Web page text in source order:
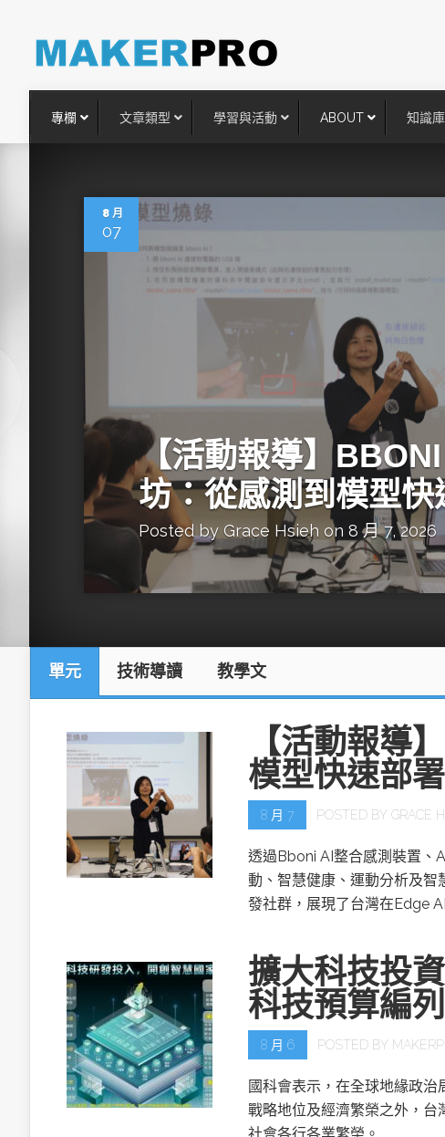
專欄
英特爾技術驅動醫療
文章類型
台灣搶攻後矽時代半導體關鍵技
術
推探OpenAI Codex Micro專屬控
制器
學習與活動 ABOUT 知識庫
8 月
07
【活動報導】
坊：從感測到模型快
Posted by Grace Hsieh on 8 月 7, 2026
單元 技術導讀 教學文
【活動報導
模型快速部署
8 月 7 POSTED BY GRACE
透過Bboni AI整合感測裝置、
動、智慧健康、運動分析及智
發社群，展現了台灣在Edge
擴大科技投
科技預算編
8 月 6 POSTED BY
國科會表示，在全球地緣政
戰略地位及經濟繁榮之外，台
社會各行各業繁榮。